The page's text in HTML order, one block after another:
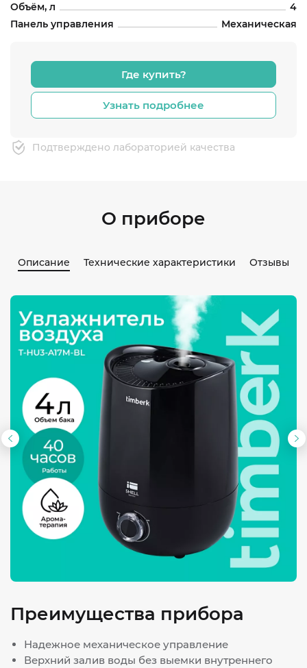
Объём, л
4
Панель управления
Механическая
Где купить?
Узнать подробнее
Подтверждено лабораторией качества
О приборе
Описание Технические характеристики Отзывы
Предыдущий
слайд
Преимущества прибора
Надежное механическое управление
Верхний залив воды без выемки внутреннего